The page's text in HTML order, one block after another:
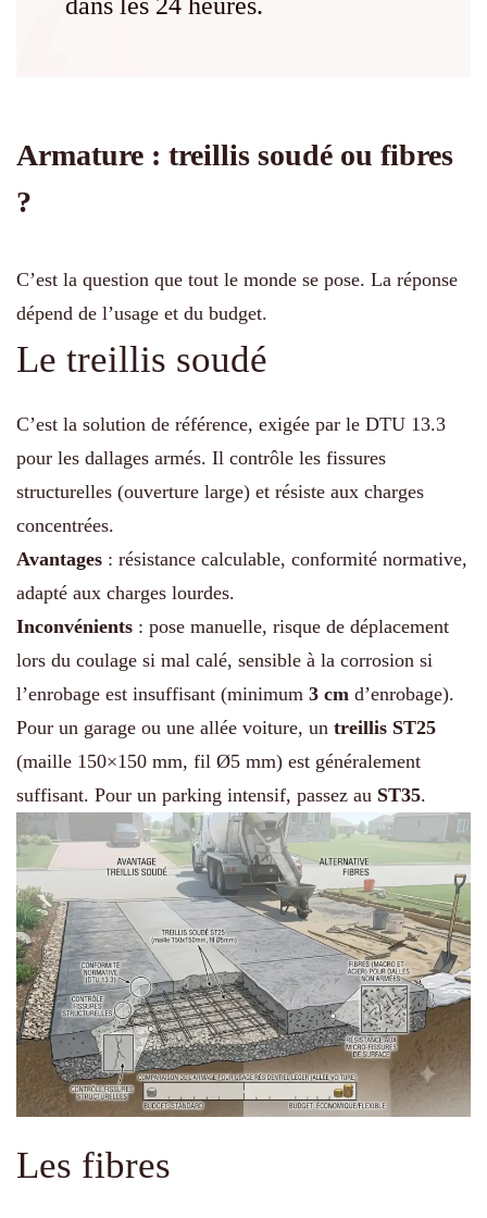
Armature : treillis soudé ou fibres
?
C’est la question que tout le monde se pose. La réponse
dépend de l’usage et du budget.
Le treillis soudé
C’est la solution de référence, exigée par le DTU 13.3
pour les dallages armés. Il contrôle les fissures
structurelles (ouverture large) et résiste aux charges
concentrées.
Avantages : résistance calculable, conformité normative,
adapté aux charges lourdes.
Inconvénients : pose manuelle, risque de déplacement
lors du coulage si mal calé, sensible à la corrosion si
l’enrobage est insuffisant (minimum 3 cm d’enrobage).
Pour un garage ou une allée voiture, un treillis ST25
(maille 150×150 mm, fil Ø5 mm) est généralement
suffisant. Pour un parking intensif, passez au ST35.
Les fibres